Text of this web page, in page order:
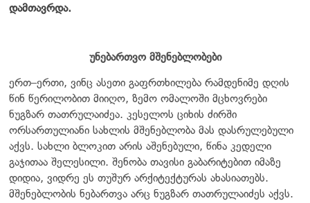
დამთავრდა.
უნებართვო მშენებლობები
ერთ–ერთი, ვინც ასეთი გაფრთხილება რამდენიმე დღის
წინ წერილობით მიიღო, ზემო ომალოში მცხოვრები
ნუგზარ თათრულაიძეა. კესელოს ციხის ძირში
ორსართულიანი სახლის მშენებლობა მას დასრულებული
აქვს. სახლი ბლოკით არის აშენებული, წინა კედელი
გაჯითაა შელესილი. შენობა თავისი გაბარიტებით იმაზე
დიდია, ვიდრე ეს თუშურ არქიტექტურას ახასიათებს.
მშენებლობის ნებართვა არც ნუგზარ თათრულაიძეს აქვს.